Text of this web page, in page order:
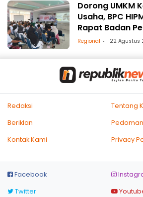
Dorong UMKM
Usaha, BPC
Rapat Badan
Regional 22 Agustus
Redaksi
Tentang
Beriklan
Kontak Kami
Privacy
Facebook
Twitter